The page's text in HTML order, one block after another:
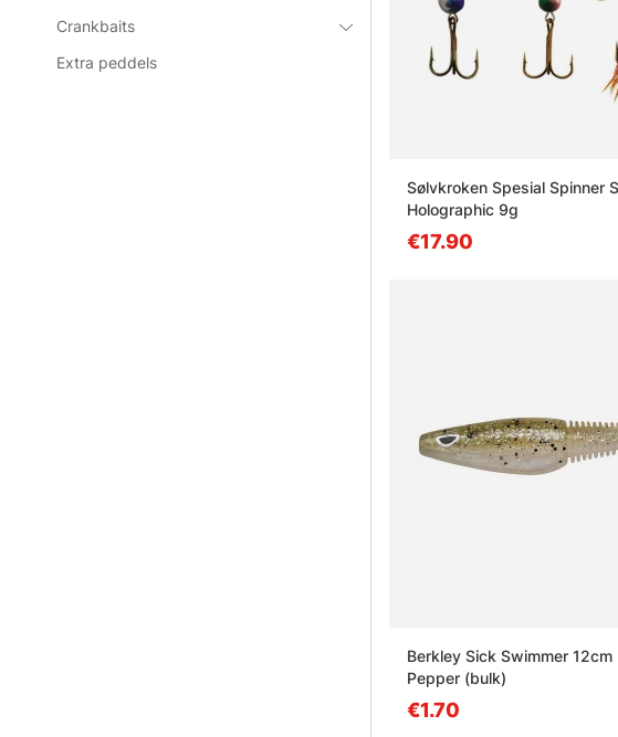
Crankbaits
Extra peddels
Sølvkroken Spesial Spinner
Holographic 9g
€17.90
Berkley Sick Swimmer 12cm
Pepper (bulk)
€1.70